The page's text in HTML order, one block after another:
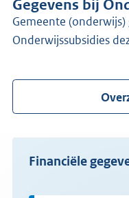
Gegevens bij
gemeente (onderwijs) gebruikt voor
Onderwijssubsidies
Financiële